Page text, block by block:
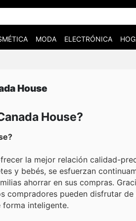
MODA ELECTRÓNICA
House
House?
la mejor relación calidad-
y bebés, se esfuerzan
ahorrar en sus compras.
compradores pueden disfrutar
inteligente.